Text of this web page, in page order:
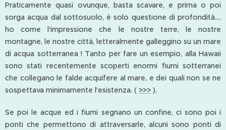
Praticamente quasi ovunque, basta scavare, e prima o poi
sorga acqua dal sottosuolo, è solo questione di profondità....
ho come l'impressione che le nostre terre, le nostre
montagne, le nostre città, letteralmente galleggino su un mare
di acqua sotterranea ! Tanto per fare un esempio, alla Hawaii
sono stati recentemente scoperti enormi fiumi sotterranei
che collegano le falde acquifere al mare, e dei quali non se ne
sospettava minimamente l'esistenza. ( >>> ).
Se poi le acque ed i fiumi segnano un confine, ci sono poi i
ponti che permettono di attraversarle, alcuni sono ponti di